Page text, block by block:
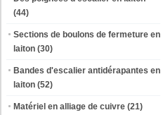
(44)
Sections de boulons de fermeture en
laiton (30)
Bandes d'escalier antidérapantes en
laiton (52)
Matériel en alliage de cuivre (21)